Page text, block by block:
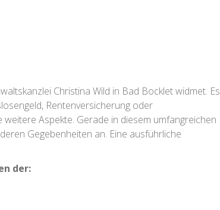
Christina Wild in Bad Bocklet widmet. Es
Rentenversicherung oder
Aspekte. Gerade in diesem umfangreichen
Gegebenheiten an. Eine ausführliche
der: